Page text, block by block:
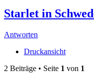
Starlet in
Antworten
Druckansicht
2 Beiträge • Seite 1 von 1